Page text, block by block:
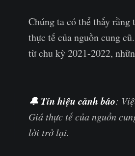
Chúng ta có thể thấy
thực tế của nguồn cung
từ chu kỳ 2021-2022,
🔔 Tín hiệu cảnh báo:
Giá thực tế của nguồn
lời trở lại.